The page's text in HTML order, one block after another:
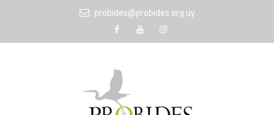
probides@probides.org.uy